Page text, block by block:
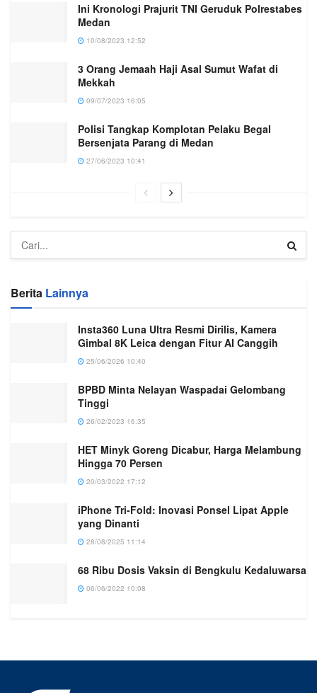
Ini Kronologi Prajurit TNI Geruduk Polrestabes
Medan
10/08/2023 12:52
3 Orang Jemaah Haji Asal Sumut Wafat di
Mekkah
09/07/2023 16:05
Polisi Tangkap Komplotan Pelaku Begal
Bersenjata Parang di Medan
27/06/2023 10:41
Berita Lainnya
Insta360 Luna Ultra Resmi Dirilis, Kamera
Gimbal 8K Leica dengan Fitur AI Canggih
25/06/2026 10:40
BPBD Minta Nelayan Waspadai Gelombang
Tinggi
26/02/2023 16:35
HET Minyk Goreng Dicabur, Harga Melambung
Hingga 70 Persen
20/03/2022 17:12
iPhone Tri-Fold: Inovasi Ponsel Lipat Apple
yang Dinanti
28/08/2025 11:14
68 Ribu Dosis Vaksin di Bengkulu Kedaluwarsa
06/06/2022 10:08